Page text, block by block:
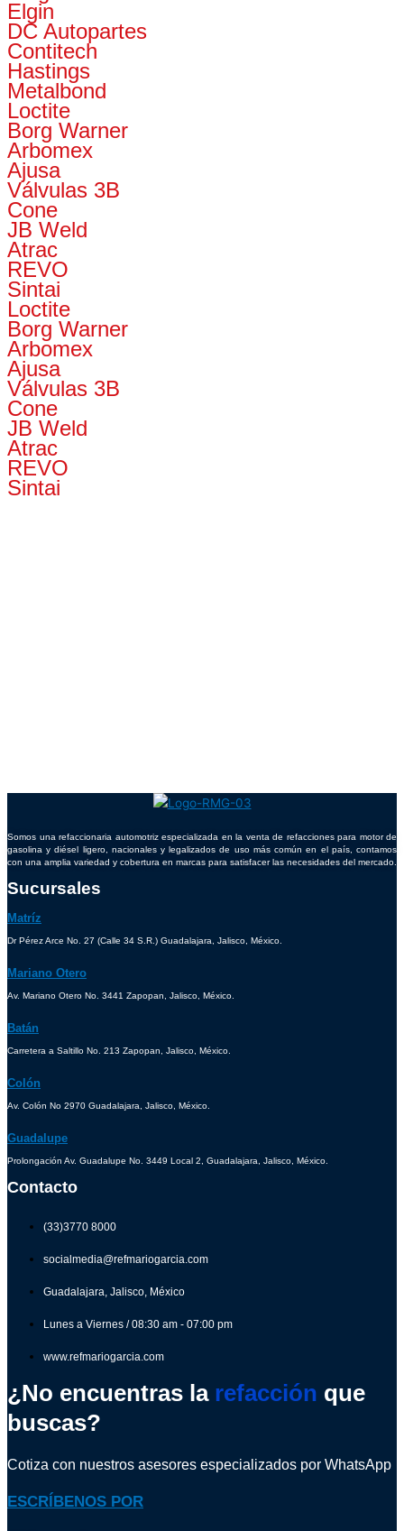
Elgin
DC Autopartes
Contitech
Hastings
Metalbond
Loctite
Borg Warner
Arbomex
Ajusa
Válvulas 3B
Cone
JB Weld
Atrac
REVO
Sintai
Loctite
Borg Warner
Arbomex
Ajusa
Válvulas 3B
Cone
JB Weld
Atrac
REVO
Sintai
Somos una refaccionaria automotriz especializada en la venta de refacciones para motor de
gasolina y diésel ligero, nacionales y legalizados de uso más común en el país, contamos
con una amplia variedad y cobertura en marcas para satisfacer las necesidades del mercado.
Sucursales
Matríz
Dr Pérez Arce No. 27 (Calle 34 S.R.) Guadalajara, Jalisco, México.
Mariano Otero
Av. Mariano Otero No. 3441 Zapopan, Jalisco, México.
Batán
Carretera a Saltillo No. 213 Zapopan, Jalisco, México.
Colón
Av. Colón No 2970 Guadalajara, Jalisco, México.
Guadalupe
Prolongación Av. Guadalupe No. 3449 Local 2, Guadalajara, Jalisco, México.
Contacto
(33)3770 8000
socialmedia@refmariogarcia.com
Guadalajara, Jalisco, México
Lunes a Viernes / 08:30 am - 07:00 pm
www.refmariogarcia.com
¿No encuentras la refacción que
buscas?
Cotiza con nuestros asesores especializados por WhatsApp
ESCRÍBENOS POR